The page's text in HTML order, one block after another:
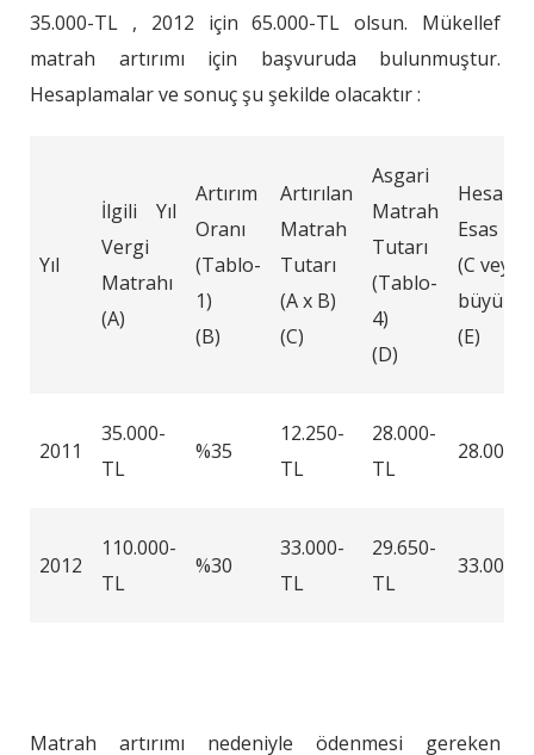
35.000-TL , 2012 için 65.000-TL olsun. Mükellef
matrah artırımı için başvuruda bulunmuştur.
Hesaplamalar ve sonuç şu şekilde olacaktır :
Yıl
İlgili Yıl
Vergi
Matrahı
(A)
Artırım
Oranı
(Tablo-
1)
(B)
Artırılan
Matrah
Tutarı
(A x B)
(C)
Asgari
Matrah
Tutarı
(Tablo-
4)
(D)
Esas
(C veya
büyük
(E)
2011
35.000-
TL
%35
12.250-
TL
28.000-
TL
28.000-
2012
110.000-
TL
%30
33.000-
TL
29.650-
TL
33.000-
Matrah artırımı nedeniyle ödenmesi gereken